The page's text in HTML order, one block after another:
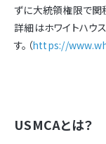
ずに大統領権限で関
詳細はホワイトハウ
す。（https://
USMCAとは？